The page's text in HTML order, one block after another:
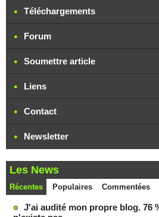
Téléchargements
Forum
Soumettre article
Liens
Contact
Newsletter
Les News
Récentes Populaires Commentées
J'ai audité mon propre blog. 76